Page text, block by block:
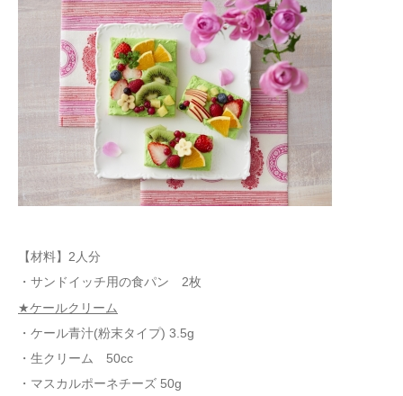
【材料】2人分
・サンドイッチ用の食パン 2枚
★ケールクリーム
・ケール青汁(粉末タイプ) 3.5g
・生クリーム 50cc
・マスカルポーネチーズ 50g